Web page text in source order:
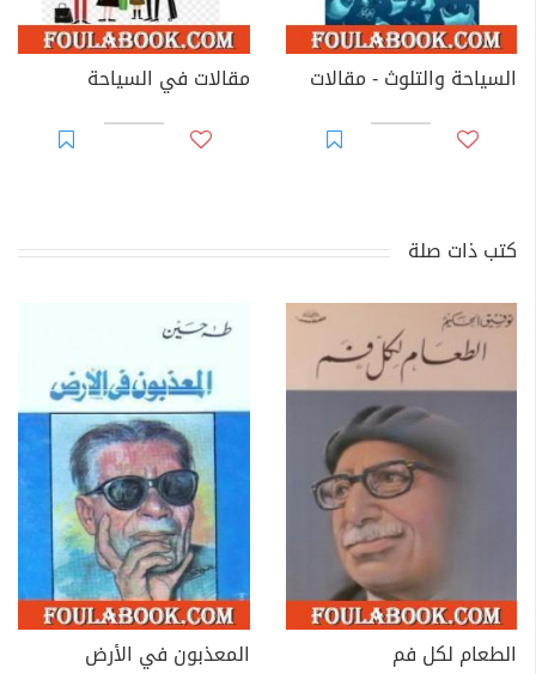
السياحة والتلوث - مقالات مقالات في السياحة
كتب ذات صلة
الطعام لكل فم
المعذبون في الأرض